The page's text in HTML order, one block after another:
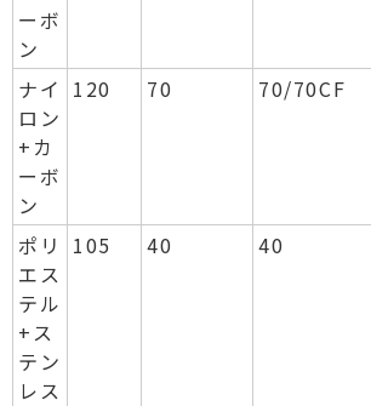
ーボ
ン
ナイ
ロン
+カ
ーボ
ン
120 70 70/70CF
ポリ
エス
テル
+ス
テン
レス
105 40 40